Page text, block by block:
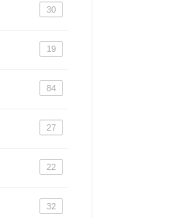
30
19
84
27
22
32